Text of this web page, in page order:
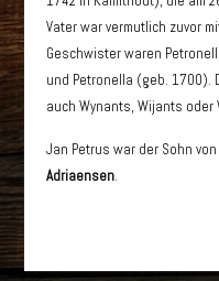
Vater war vermutlich zuvor
Geschwister waren
und Petronella (geb. 1700).
auch Wynants, Wijants
Jan Petrus war der Sohn von
Adriaensen.